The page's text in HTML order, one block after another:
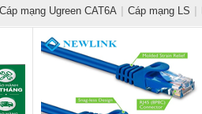
Cáp mạng Ugreen CAT6A Cáp mạng LS